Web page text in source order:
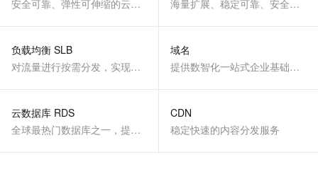
安全可靠、弹性可伸缩的云计算服务
海量扩展、稳定可靠、安全、低成本、智能
负载均衡 SLB
对流量进行按需分发，实现应用高可用
域名
提供数智化一站式企业基础服务
云数据库 RDS
全球最热门数据库之一，提供全托管的稳定服务
CDN
稳定快速的内容分发服务